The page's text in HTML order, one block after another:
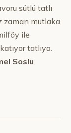
sütlü tatlı
zaman mutlaka
ile
tatlıya.
Soslu